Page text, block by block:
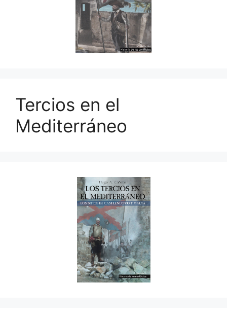
Tercios en el
Mediterráneo